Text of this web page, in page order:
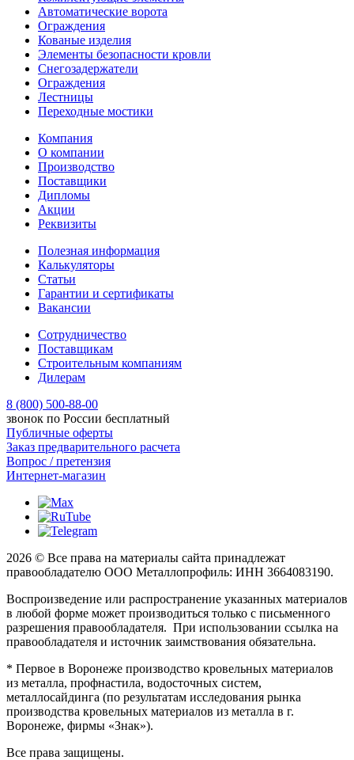
Автоматические ворота
Ограждения
Кованые изделия
Элементы безопасности кровли
Снегозадержатели
Ограждения
Лестницы
Переходные мостики
Компания
О компании
Производство
Поставщики
Дипломы
Акции
Реквизиты
Полезная информация
Калькуляторы
Статьи
Гарантии и сертификаты
Вакансии
Сотрудничество
Поставщикам
Строительным компаниям
Дилерам
8 (800) 500-88-00
звонок по России бесплатный
Публичные оферты
Заказ предварительного расчета
Вопрос / претензия
Интернет-магазин
2026 © Все права на материалы сайта принадлежат
правообладателю ООО Металлопрофиль: ИНН 3664083190.
Воспроизведение или распространение указанных материалов
в любой форме может производиться только с письменного
разрешения правообладателя. При использовании ссылка на
правообладателя и источник заимствования обязательна.
* Первое в Воронеже производство кровельных материалов
из металла, профнастила, водосточных систем,
металлосайдинга (по результатам исследования рынка
производства кровельных материалов из металла в г.
Воронеже, фирмы «Знак»).
Все права защищены.